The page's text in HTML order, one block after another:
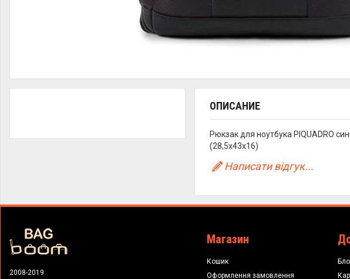
ОПИСАНИЕ
Рюкзак для ноутбука PIQUADRO
(28,5x43x16)
Написати відгук...
2008-2019
Магазин
Кошик
Оформлення замовлення